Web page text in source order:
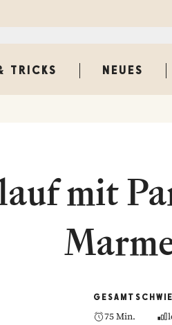
TRICKS NEUES
mit
GESAMT
75 Min.